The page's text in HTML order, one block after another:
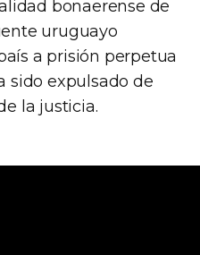
bonaerense de
uruguayo
a prisión perpetua
sido expulsado de
la justicia.